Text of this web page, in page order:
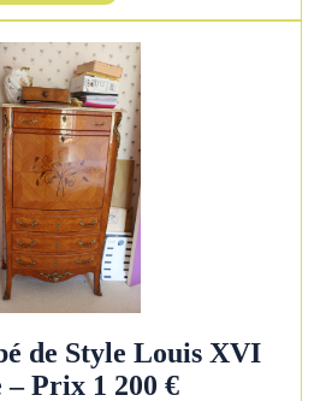
de Style Louis XVI
Prix 1 200 €